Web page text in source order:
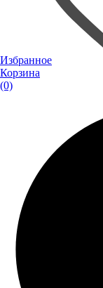
Избранное
Корзина
(0)